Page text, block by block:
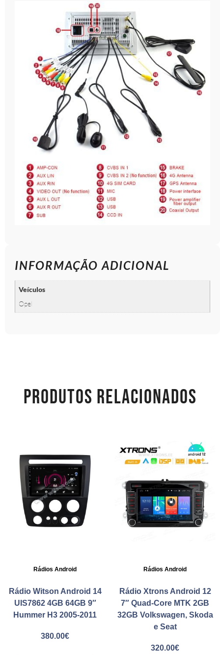
INFORMAÇÃO ADICIONAL
Veículos
Opel
PRODUTOS RELACIONADOS
Rádios Android
Rádio Witson Android 14
UIS7862 4GB 64GB 9″
Hummer H3 2005-2011
380.00€
Rádios Android
Rádio Xtrons Android 12
7″ Quad-Core MTK 2GB
32GB Volkswagen, Skoda
e Seat
320.00€